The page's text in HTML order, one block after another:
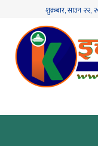
शुक्रबार,साउन २२,
गृहपृष्ठ
देश
/